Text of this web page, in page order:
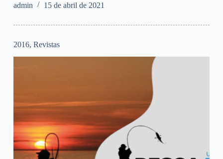
admin 15 de abril de 2021
2016, Revistas